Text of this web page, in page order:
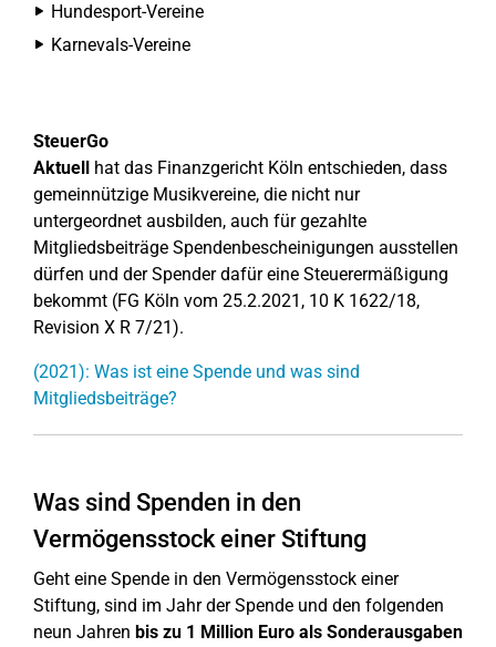
Hundesport-Vereine
Karnevals-Vereine
SteuerGo
Aktuell hat das Finanzgericht Köln entschieden, dass
gemeinnützige Musikvereine, die nicht nur
untergeordnet ausbilden, auch für gezahlte
Mitgliedsbeiträge Spendenbescheinigungen ausstellen
dürfen und der Spender dafür eine Steuerermäßigung
bekommt (FG Köln vom 25.2.2021, 10 K 1622/18,
Revision X R 7/21).
(2021): Was ist eine Spende und was sind
Mitgliedsbeiträge?
Was sind Spenden in den
Vermögensstock einer Stiftung
Geht eine Spende in den Vermögensstock einer
Stiftung, sind im Jahr der Spende und den folgenden
neun Jahren bis zu 1 Million Euro als Sonderausgaben